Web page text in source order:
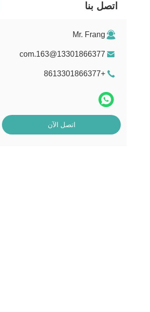
اتصل بنا
Mr. Frang
13301866377@163.com
+8613301866377
اتصل الآن